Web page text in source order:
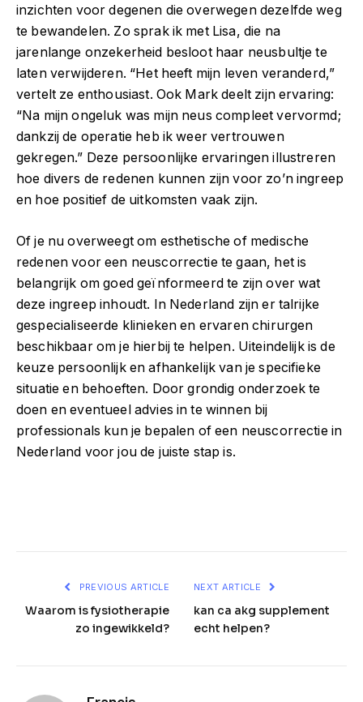
inzichten voor degenen die overwegen dezelfde weg
te bewandelen. Zo sprak ik met Lisa, die na
jarenlange onzekerheid besloot haar neusbultje te
laten verwijderen. “Het heeft mijn leven veranderd,”
vertelt ze enthousiast. Ook Mark deelt zijn ervaring:
“Na mijn ongeluk was mijn neus compleet vervormd;
dankzij de operatie heb ik weer vertrouwen
gekregen.” Deze persoonlijke ervaringen illustreren
hoe divers de redenen kunnen zijn voor zo’n ingreep
en hoe positief de uitkomsten vaak zijn.
Of je nu overweegt om esthetische of medische
redenen voor een neuscorrectie te gaan, het is
belangrijk om goed geïnformeerd te zijn over wat
deze ingreep inhoudt. In Nederland zijn er talrijke
gespecialiseerde klinieken en ervaren chirurgen
beschikbaar om je hierbij te helpen. Uiteindelijk is de
keuze persoonlijk en afhankelijk van je specifieke
situatie en behoeften. Door grondig onderzoek te
doen en eventueel advies in te winnen bij
professionals kun je bepalen of een neuscorrectie in
Nederland voor jou de juiste stap is.
PREVIOUS ARTICLE
Waarom is fysiotherapie
zo ingewikkeld?
NEXT ARTICLE
kan ca akg supplement
echt helpen?